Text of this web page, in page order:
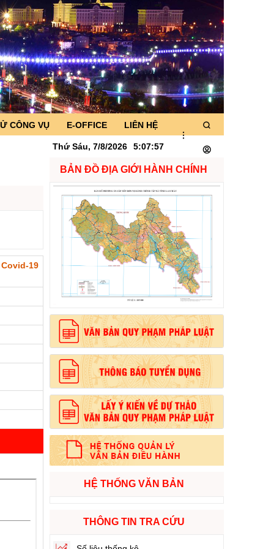
cách Hồ Chí Minh”
CÔNG VỤ E-OFFICE LIÊN HỆ
Thứ Sáu, 7/8/2026 5:07:58
19
BẢN ĐỒ ĐỊA GIỚI HÀNH CHÍNH
HỆ THỐNG VĂN BẢN
THÔNG TIN TRA CỨU